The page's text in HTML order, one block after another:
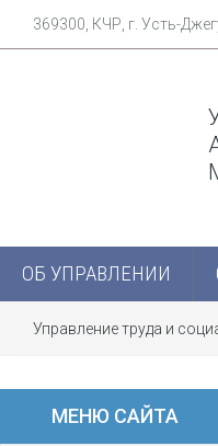
369300, КЧР, г. Усть-
ОБ УПРАВЛЕНИИ
Управление труда и
МЕНЮ САЙТА